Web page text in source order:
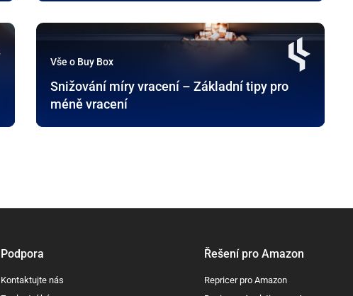
Vše o Buy Box
Snižování míry vracení – Základní tipy pro
méně vracení
Podpora
Kontaktujte nás
Řešení pro Amazon
Repricer pro Amazon